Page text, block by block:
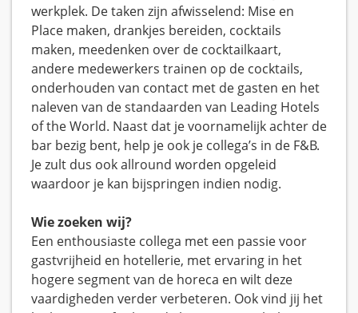
werkplek. De taken zijn afwisselend: Mise en
Place maken, drankjes bereiden, cocktails
maken, meedenken over de cocktailkaart,
andere medewerkers trainen op de cocktails,
onderhouden van contact met de gasten en het
naleven van de standaarden van Leading Hotels
of the World. Naast dat je voornamelijk achter de
bar bezig bent, help je ook je collega’s in de F&B.
Je zult dus ook allround worden opgeleid
waardoor je kan bijspringen indien nodig.
Wie zoeken wij?
Een enthousiaste collega met een passie voor
gastvrijheid en hotellerie, met ervaring in het
hogere segment van de horeca en wilt deze
vaardigheden verder verbeteren. Ook vind jij het